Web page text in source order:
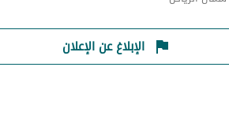
الإبلاغ عن الإعلان